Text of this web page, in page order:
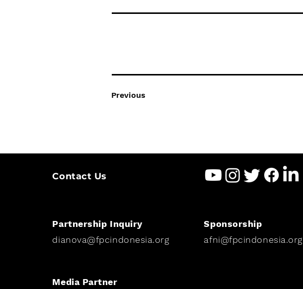
Previous
Contact Us
Partnership Inquiry
dianova@fpcindonesia.org
Sponsorship
afni@fpcindonesia.org
Media Partner